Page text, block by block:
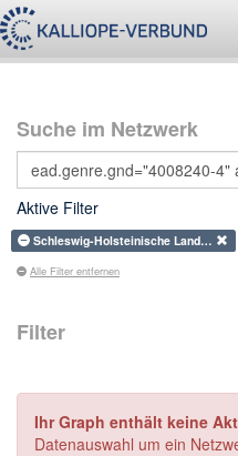
Suche im Netzwerk
Aktive Filter
Schleswig-Holsteinische Land…
Alle Filter entfernen
Filter
Ihr Graph enthält keine
Datenauswahl um ein